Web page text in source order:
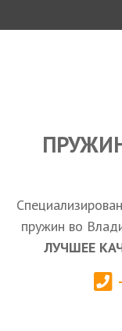
пружин во
ЛУЧШЕЕ